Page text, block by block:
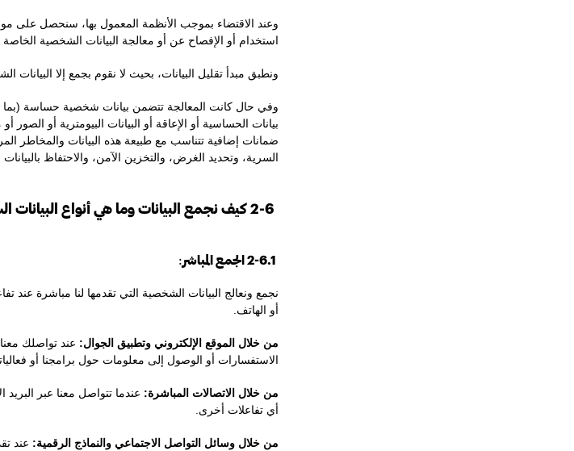
وعند الاقتضاء بموجب الأنظمة المعمول بها، سنحصل على
استخدام أو الإفصاح عن أو معالجة البيانات الشخصية
ونطبق مبدأ تقليل البيانات، بحيث لا نقوم بجمع إلا البيانات
وفي حال كانت المعالجة تتضمن بيانات شخصية حساسة (بما
بيانات الحساسية أو الإعاقة أو البيانات البيومترية أو
ضمانات إضافية تتناسب مع طبيعة هذه البيانات والمخاطر
السرية، وتحديد الغرض، والتخزين الآمن، والاحتفاظ
2-6 كيف نجمع البيانات وما هي أنواع البيانات الشخصية التي نجمعها عنك؟
:
نجمع ونعالج البيانات الشخصية التي تقدمها لنا مباشرة عند
أو الهاتف.
من خلال الموقع الإلكتروني وتطبيق الجوال: عند تواصلك
الاستفسارات أو الوصول إلى معلومات حول برامجنا أو
من خلال الاتصالات المباشرة: عندما تتواصل معنا عبر البريد
أي تفاعلات أخرى.
من خلال وسائل التواصل الاجتماعي والنماذج الرقمية: عند